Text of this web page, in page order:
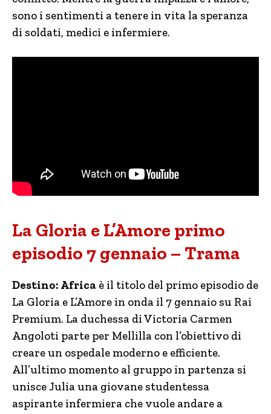
sono i sentimenti a tenere in vita la speranza
di soldati, medici e infermiere.
La Gloria e L’Amore primo
episodio 7 gennaio – Trama
Destino: Africa è il titolo del primo episodio de
La Gloria e L’Amore in onda il 7 gennaio su Rai
Premium. La duchessa di Victoria Carmen
Angoloti parte per Mellilla con l’obiettivo di
creare un ospedale moderno e efficiente.
All’ultimo momento al gruppo in partenza si
unisce Julia una giovane studentessa
aspirante infermiera che vuole andare a